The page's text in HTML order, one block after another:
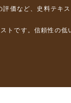
価など、史料テキ
トです。信頼性の低